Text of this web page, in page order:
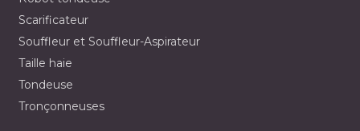
Scarificateur
Souffleur et Souffleur-Aspirateur
Taille haie
Tondeuse
Tronçonneuses